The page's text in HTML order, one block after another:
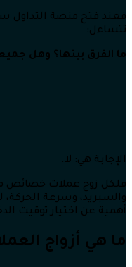
فعند فتح منصة التداول
تتساءل:
ما الفرق بينها؟ وهل
الإجابة هي: لا.
فلكل زوج عملات خصائص
والسبريد، وسرعة الحركة،
أهمية عن اختيار توقيت
ما هي أزواج